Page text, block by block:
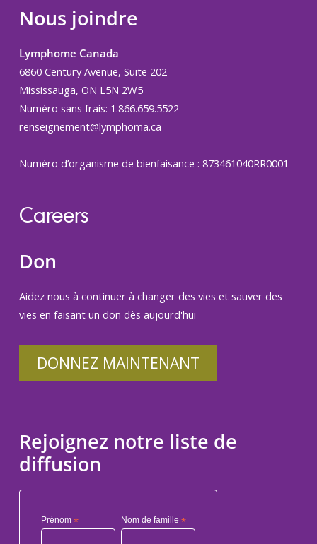
Nous joindre
Lymphome Canada
6860 Century Avenue, Suite 202
Mississauga, ON L5N 2W5
Numéro sans frais: 1.866.659.5522
renseignement@lymphoma.ca
Numéro d’organisme de bienfaisance : 873461040RR0001
Careers
Don
Aidez nous à continuer à changer des vies et sauver des
vies en faisant un don dès aujourd'hui
DONNEZ MAINTENANT
Rejoignez notre liste de
diffusion
Prénom * Nom de famille*